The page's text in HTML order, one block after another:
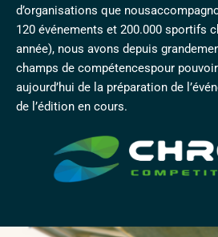
d’organisations que
120 événements et 200.000 sportifs
année), nous avons depuis
champs de compétencespour
aujourd’hui de la préparation de
de l’édition en cours.